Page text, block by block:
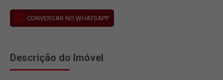
CONVERSAR NO WHATSAPP
Descrição do Imóvel